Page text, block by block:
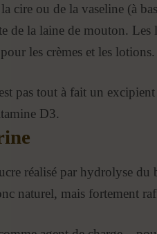
cire ou de la vaseline (à
de la laine de mouton. Les
les crèmes et les lotions.
pas tout à fait un
D3.
réalisé par hydrolyse du
naturel, mais fortement